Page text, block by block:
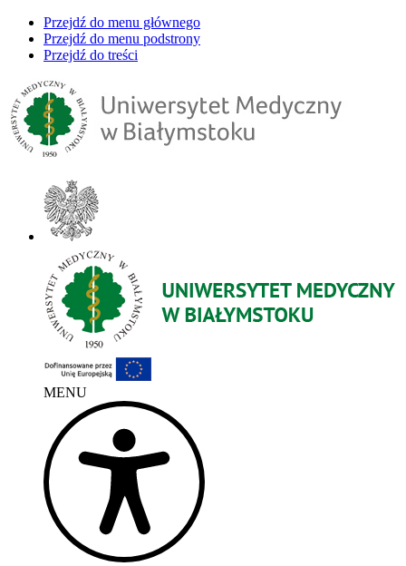
Przejdź do menu głównego
Przejdź do menu podstrony
Przejdź do treści
MENU